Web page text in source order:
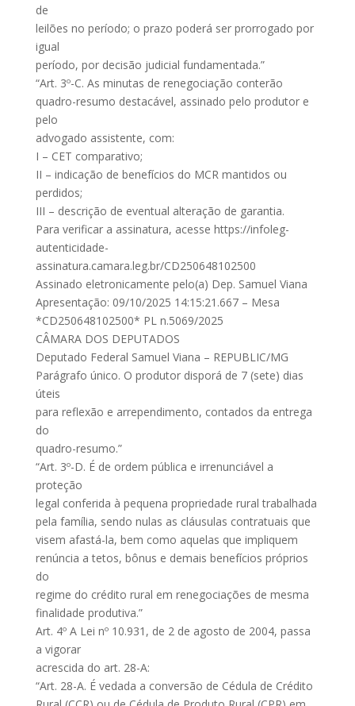
de
leilões no período; o prazo poderá ser prorrogado por
igual
período, por decisão judicial fundamentada.”
“Art. 3º-C. As minutas de renegociação conterão
quadro-resumo destacável, assinado pelo produtor e
pelo
advogado assistente, com:
I – CET comparativo;
II – indicação de benefícios do MCR mantidos ou
perdidos;
III – descrição de eventual alteração de garantia.
Para verificar a assinatura, acesse https://infoleg-
autenticidade-
assinatura.camara.leg.br/CD250648102500
Assinado eletronicamente pelo(a) Dep. Samuel Viana
Apresentação: 09/10/2025 14:15:21.667 – Mesa
*CD250648102500* PL n.5069/2025
CÂMARA DOS DEPUTADOS
Deputado Federal Samuel Viana – REPUBLIC/MG
Parágrafo único. O produtor disporá de 7 (sete) dias
úteis
para reflexão e arrependimento, contados da entrega
do
quadro-resumo.”
“Art. 3º-D. É de ordem pública e irrenunciável a
proteção
legal conferida à pequena propriedade rural trabalhada
pela família, sendo nulas as cláusulas contratuais que
visem afastá-la, bem como aquelas que impliquem
renúncia a tetos, bônus e demais benefícios próprios
do
regime do crédito rural em renegociações de mesma
finalidade produtiva.”
Art. 4º A Lei nº 10.931, de 2 de agosto de 2004, passa
a vigorar
acrescida do art. 28-A:
“Art. 28-A. É vedada a conversão de Cédula de Crédito